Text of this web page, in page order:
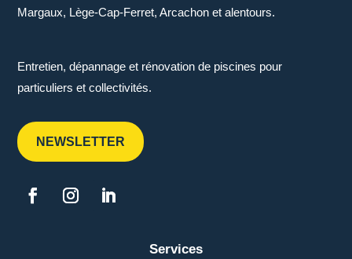
Margaux, Lège-Cap-Ferret, Arcachon et alentours.
Entretien, dépannage et rénovation de piscines pour
particuliers et collectivités.
NEWSLETTER
Services